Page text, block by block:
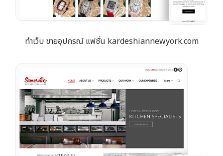
ทำเว็บ ขายอุปกรณ์ แฟชั่น kardeshiannewyork.com